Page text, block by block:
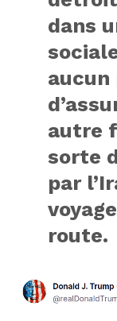
dans
aucun
autre
sorte
par
route.